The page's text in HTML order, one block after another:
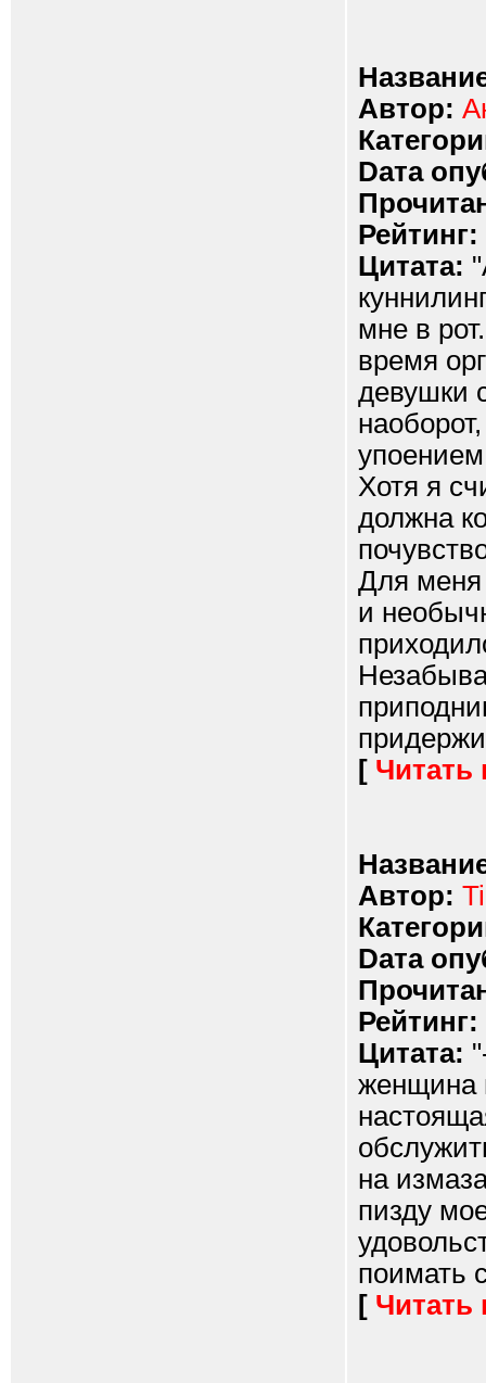
Автор:
Dата
Рейтинг:
Цитата:
мне в
время
девушки
упоением
Хотя я
должна
Для
и
[ Читать
Автор:
Dата
Рейтинг:
Цитата:
женщина
на
пизду
поимать
[ Читать